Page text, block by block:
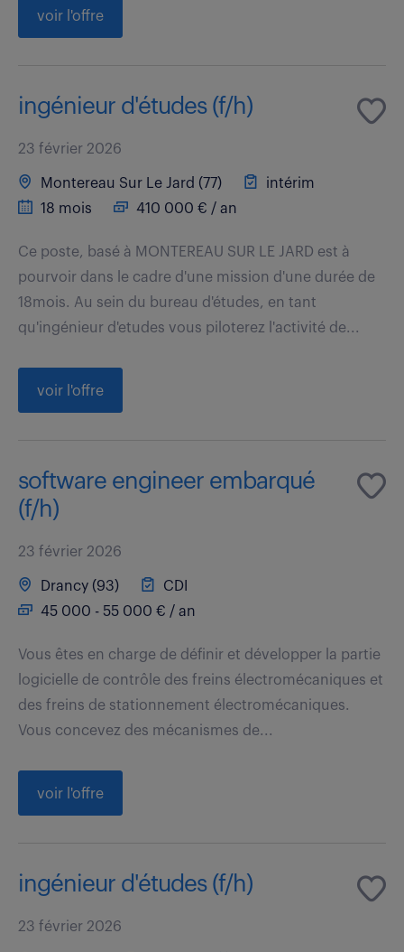
voir l'offre
ingénieur d'études (f/h)
23 février 2026
Montereau Sur Le Jard (77)
intérim
18 mois
410 000 € / an
Ce poste, basé à MONTEREAU SUR LE JARD est à
pourvoir dans le cadre d'une mission d'une durée de
18mois. Au sein du bureau d'études, en tant
qu'ingénieur d'etudes vous piloterez l'activité de...
voir l'offre
software engineer embarqué
(f/h)
23 février 2026
Drancy (93)
CDI
45 000 - 55 000 € / an
Vous êtes en charge de définir et développer la partie
logicielle de contrôle des freins électromécaniques et
des freins de stationnement électromécaniques.
Vous concevez des mécanismes de...
voir l'offre
ingénieur d'études (f/h)
23 février 2026